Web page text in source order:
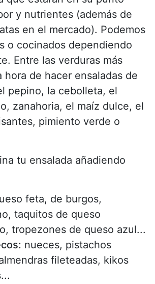
y nutrientes (además de
en el mercado). Podemos
o cocinados dependiendo
Entre las verduras más
hora de hacer ensaladas de
pepino, la cebolleta, el
zanahoria, el maíz dulce, el
pimiento verde o
tu ensalada añadiendo
feta, de burgos,
taquitos de queso
tropezones de queso azul...
nueces, pistachos
fileteadas, kikos